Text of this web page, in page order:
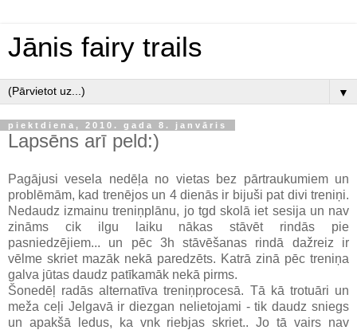
Jānis fairy trails
▼
piektdiena, 2010. gada 8. janvāris
Lapsēns arī peld:)
Pagājusi vesela nedēļa no vietas bez pārtraukumiem un
problēmām, kad trenējos un 4 dienās ir bijuši pat divi treniņi.
Nedaudz izmainu treniņplānu, jo tgd skolā iet sesija un nav
zināms cik ilgu laiku nākas stāvēt rindās pie
pasniedzējiem... un pēc 3h stāvēšanas rindā dažreiz ir
vēlme skriet mazāk nekā paredzēts. Katrā zinā pēc treniņa
galva jūtas daudz patīkamāk nekā pirms.
Šonedēļ radās alternatīva treniņprocesā. Tā kā trotuāri un
meža ceļi Jelgavā ir diezgan nelietojami - tik daudz sniegs
un apakšā ledus, ka vnk riebjas skriet.. Jo tā vairs nav